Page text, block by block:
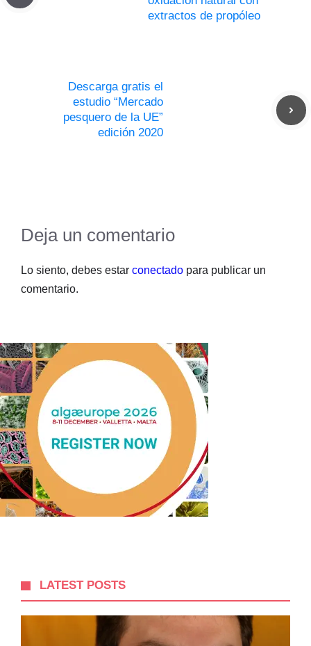
extractos de propóleo
Descarga gratis el
estudio “Mercado
pesquero de la UE”
edición 2020
Deja un comentario
Lo siento, debes estar conectado para publicar un
comentario.
LATEST POSTS